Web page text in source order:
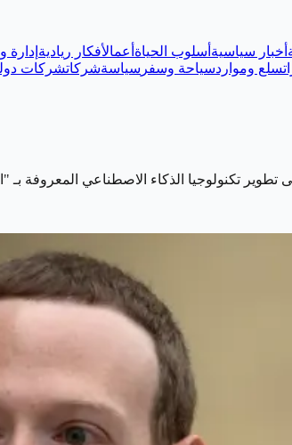
أخبار سياسية أسلوب الحياة أعمالأفكار ريادية إدارة
سلع ومواردسياحة وسفر سياسةشركاتشركات
تكنولوجيا الذكاء الاصطناعي المعروفة